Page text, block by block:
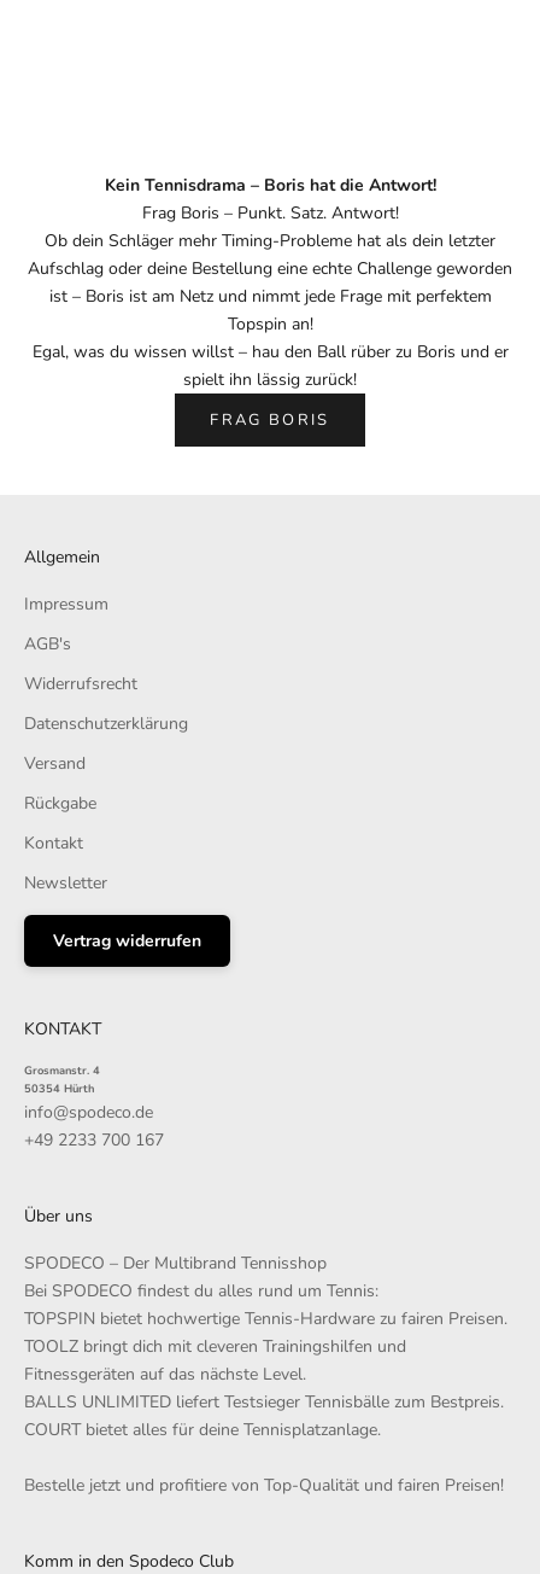
Kein Tennisdrama – Boris hat die Antwort!
Frag Boris – Punkt. Satz. Antwort!
Ob dein Schläger mehr Timing-Probleme hat als dein letzter
Aufschlag oder deine Bestellung eine echte Challenge geworden
ist – Boris ist am Netz und nimmt jede Frage mit perfektem
Topspin an!
Egal, was du wissen willst – hau den Ball rüber zu Boris und er
spielt ihn lässig zurück!
FRAG BORIS
Allgemein
Impressum
AGB's
Widerrufsrecht
Datenschutzerklärung
Versand
Rückgabe
Kontakt
Newsletter
Vertrag widerrufen
KONTAKT
Grosmanstr. 4
50354 Hürth
info@spodeco.de
+49 2233 700 167
Über uns
SPODECO – Der Multibrand Tennisshop
Bei SPODECO findest du alles rund um Tennis:
TOPSPIN bietet hochwertige Tennis-Hardware zu fairen Preisen.
TOOLZ bringt dich mit cleveren Trainingshilfen und
Fitnessgeräten auf das nächste Level.
BALLS UNLIMITED liefert Testsieger Tennisbälle zum Bestpreis.
COURT bietet alles für deine Tennisplatzanlage.
Bestelle jetzt und profitiere von Top-Qualität und fairen Preisen!
Komm in den Spodeco Club